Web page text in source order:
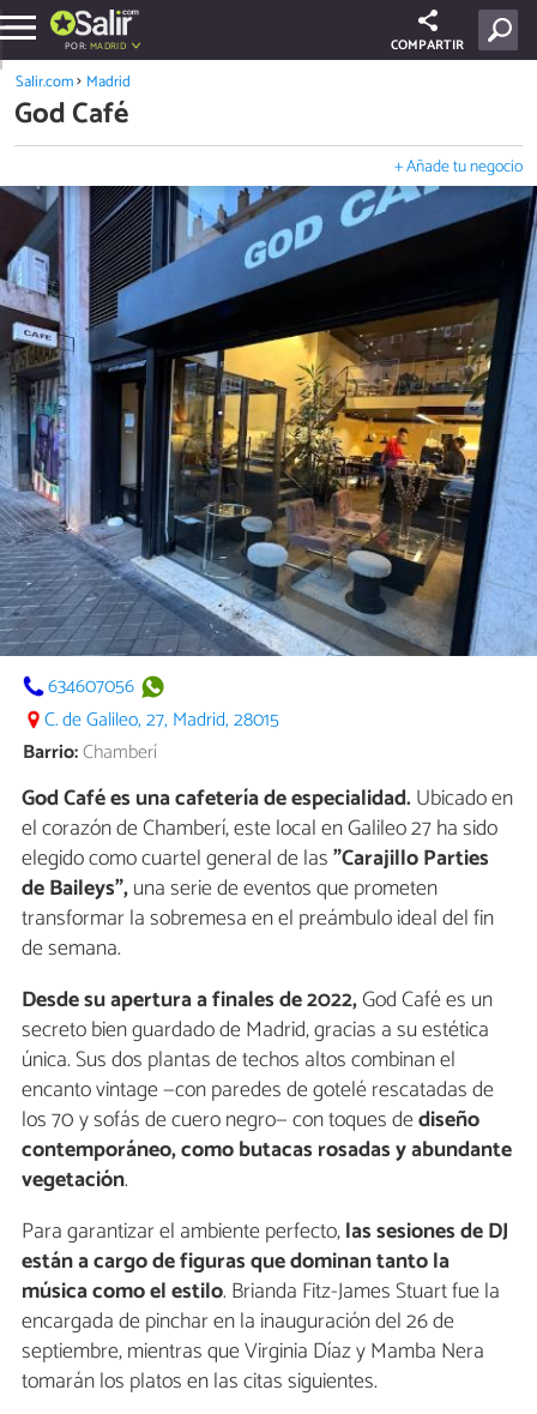
POR: MADRID COMPARTIR
Salir.com Madrid
God Café
+ Añade tu negocio
634607056
C. de Galileo, 27, Madrid, 28015
Barrio:Chamberí
God Café es una cafetería de especialidad.Ubicado en
el corazón de Chamberí, este local en Galileo 27 ha sido
elegido como cuartel general de las"Carajillo Parties
de Baileys",una serie de eventos que prometen
transformar la sobremesa en el preámbulo ideal del fin
de semana.
Desde su apertura a finales de 2022,God Café es un
secreto bien guardado de Madrid, gracias a su estética
única. Sus dos plantas de techos altos combinan el
encanto vintage —con paredes de gotelé rescatadas de
los 70 y sofás de cuero negro— con toques dediseño
contemporáneo, como butacas rosadas y abundante
vegetación.
Para garantizar el ambiente perfecto,las sesiones de DJ
están a cargo de figuras que dominan tanto la
música como el estilo. Brianda Fitz-James Stuart fue la
encargada de pinchar en la inauguración del 26 de
septiembre, mientras que Virginia Díaz y Mamba Nera
tomarán los platos en las citas siguientes.